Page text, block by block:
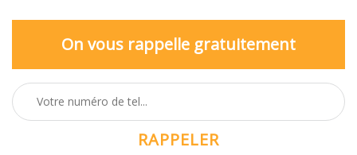
On vous rappelle gratuitement